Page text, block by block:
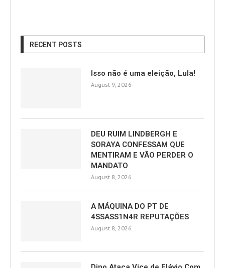
RECENT POSTS
Isso não é uma eleição, Lula!
August 9, 2026
DEU RUIM LINDBERGH E
SORAYA CONFESSAM QUE
MENTIRAM E VÃO PERDER O
MANDATO
August 8, 2026
A MÁQUINA DO PT DE
4SSASS1N4R REPUTAÇÕES
August 8, 2026